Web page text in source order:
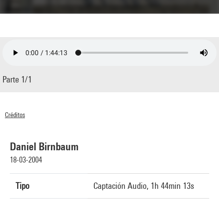
Daniel Birnbaum
18-03-2004
Tipo Captación Audio, 1h 44min 13s
Parte 1/1
Créditos